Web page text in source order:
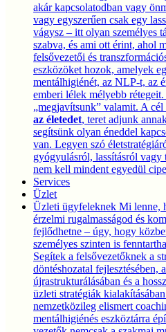
akár kapcsolatodban vagy
vagy egyszerűen csak egy
vágysz – itt olyan személyes
szabva, és ami ott érint, ahol
felsővezetői és
eszközöket hozok, amelyek
mentálhigiénét, az NLP-t, az
emberi lélek mélyebb
„megjavítsunk” valamit. A
az életedet, teret adjunk
segítsünk olyan éneddel
van. Legyen szó
gyógyulásról, lassításról vagy
nem kell mindent egyedül
Services
Üzlet
Üzleti ügyfeleknekMi lenne,
érzelmi rugalmasságod és
fejlődhetne – úgy, hogy
személyes szinten is
Segítek a felsővezetőknek a
döntéshozatal
újrastrukturálásában és a
üzleti stratégiák
nemzetközileg elismert
mentálhigiénés eszköztárra